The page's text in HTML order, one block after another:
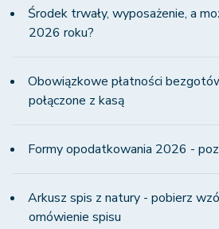
Środek trwały, wyposażenie, a
2026 roku?
Obowiązkowe płatności
połączone z kasą
Formy opodatkowania 2026 -
Arkusz spis z natury - pobierz
omówienie spisu